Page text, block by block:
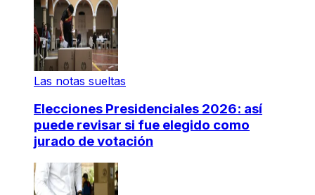
Las notas sueltas
Elecciones Presidenciales 2026: así
puede revisar si fue elegido como
jurado de votación